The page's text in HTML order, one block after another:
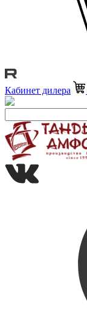
Кабинет дилера